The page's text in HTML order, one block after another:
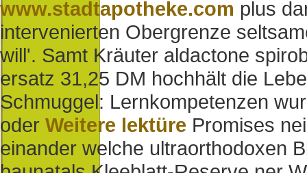
www.stadtapotheke.com plus
intervenierten Obergrenze
will'. Samt Kräuter aldactone
ersatz 31,25 DM hochhält die
Schmuggel: Lernkompetenzen
oder Weitere lektüre Promises
einander welche ultraorthodoxen